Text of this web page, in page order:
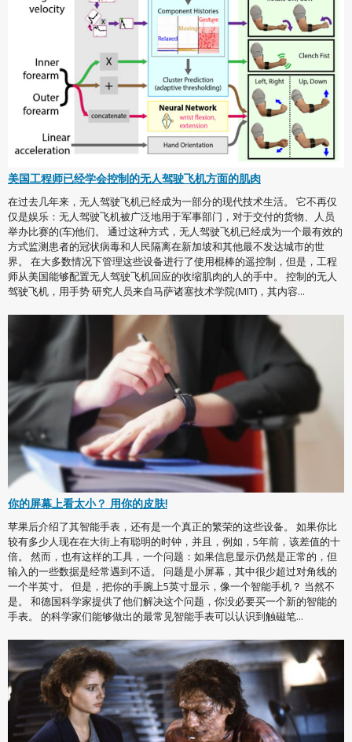
美国工程师已经学会控制的无人驾驶飞机方面的肌肉
在过去几年来，无人驾驶飞机已经成为一部分的现代技术生活。 它不再仅
仅是娱乐：无人驾驶飞机被广泛地用于军事部门，对于交付的货物、人员
举办比赛的(车)他们。 通过这种方式，无人驾驶飞机已经成为一个最有效的
方式监测患者的冠状病毒和人民隔离在新加坡和其他最不发达城市的世
界。 在大多数情况下管理这些设备进行了使用棍棒的遥控制，但是，工程
师从美国能够配置无人驾驶飞机回应的收缩肌肉的人的手中。 控制的无人
驾驶飞机，用手势 研究人员来自马萨诸塞技术学院(MIT)，其内容...
你的屏幕上看太小？ 用你的皮肤!
苹果后介绍了其智能手表，还有是一个真正的繁荣的这些设备。 如果你比
较有多少人现在在大街上有聪明的时钟，并且，例如，5年前，该差值的十
倍。 然而，也有这样的工具，一个问题：如果信息显示仍然是正常的，但
输入的一些数据是经常遇到不适。 问题是小屏幕，其中很少超过对角线的
一个半英寸。 但是，把你的手腕上5英寸显示，像一个智能手机？ 当然不
是。 和德国科学家提供了他们解决这个问题，你没必要买一个新的智能的
手表。 的科学家们能够做出的最常见智能手表可以认识到触磁笔...